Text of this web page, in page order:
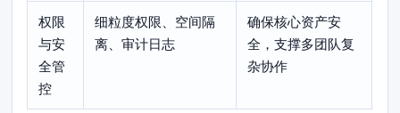
权限
与安
全管
控
细粒度权限、空间隔
离、审计日志
确保核心资产安
全，支撑多团队复
杂协作